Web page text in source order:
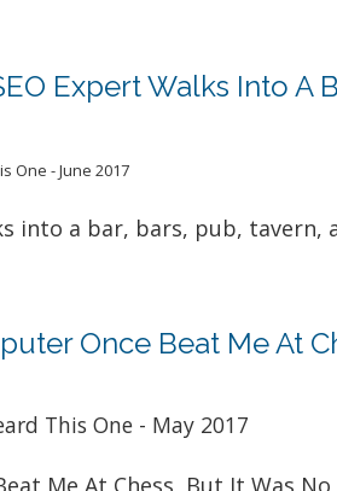
Expert Walks Into A
One - June 2017
into a bar, bars, pub, tavern,
Once Beat Me At
This One - May 2017
Me At Chess, But It Was